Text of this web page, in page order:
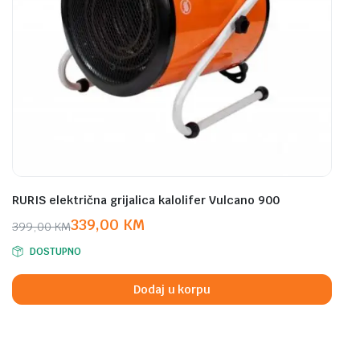
RURIS električna grijalica kalolifer Vulcano 900
399,00KM
Original
price
was:
399,00 KM.
339,00 KM
Current
price
is:
339,00 KM.
DOSTUPNO
Dodaj u korpu